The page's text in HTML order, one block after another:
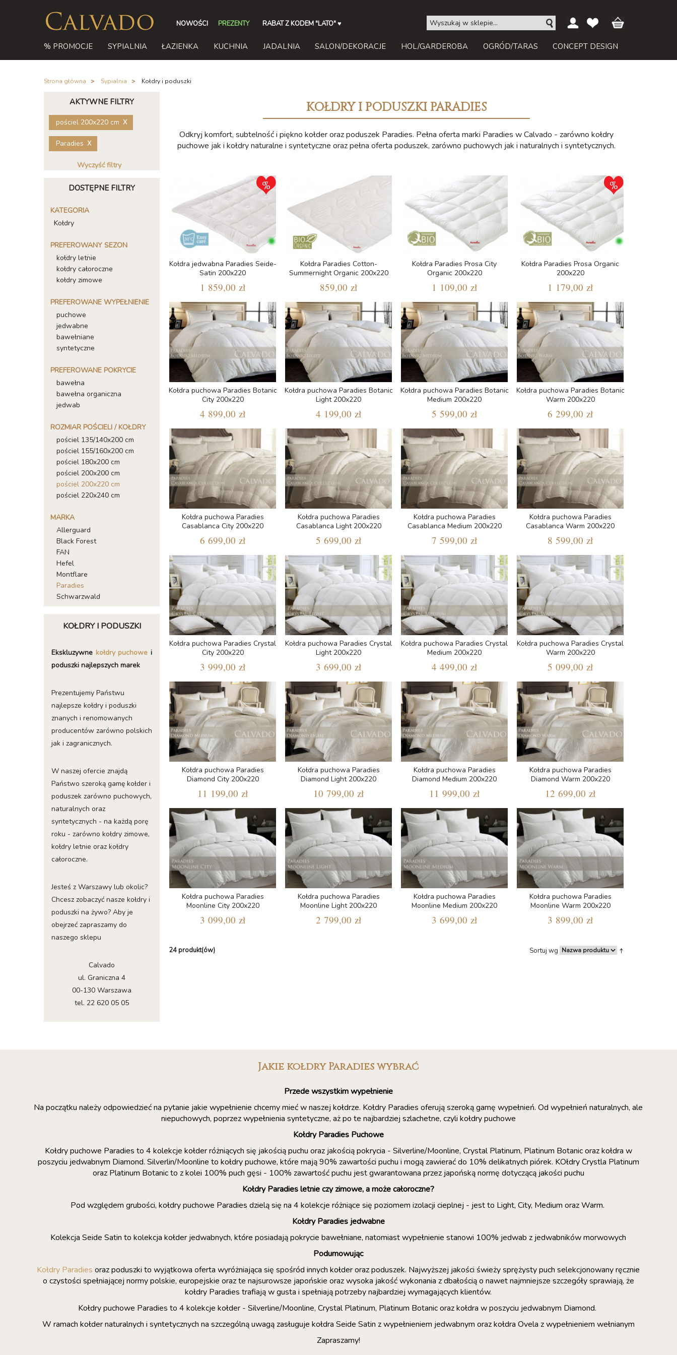
NOWOŚCI PREZENTY RABAT Z KODEM "LATO"♥
% PROMOCJE SYPIALNIA ŁAZIENKA KUCHNIA JADALNIA SALON/DEKORACJE HOL/GARDEROBA OGRÓD/TARAS CONCEPT DESIGN
Strona główna Sypialnia Kołdry i poduszki
AKTYWNE FILTRY
pościel 200x220 cm
Paradies
Wyczyść filtry
DOSTĘPNE FILTRY
KATEGORIA
Kołdry
PREFEROWANY SEZON
kołdry letnie
kołdry całoroczne
kołdry zimowe
PREFEROWANE WYPEŁNIENIE
puchowe
jedwabne
bawełniane
syntetyczne
PREFEROWANE POKRYCIE
bawełna
bawełna organiczna
jedwab
ROZMIAR POŚCIELI / KOŁDRY
pościel 135/140x200 cm
pościel 155/160x200 cm
pościel 180x200 cm
pościel 200x200 cm
pościel 200x220 cm
pościel 220x240 cm
MARKA
Allerguard
Black Forest
FAN
Hefel
Montflare
Paradies
Schwarzwald
KOŁDRY I PODUSZKI
Ekskluzywne kołdry puchowe i
poduszki najlepszych marek
Prezentujemy Państwu
najlepsze kołdry i poduszki
znanych i renomowanych
producentów zarówno polskich
jak i zagranicznych.
W naszej ofercie znajdą
Państwo szeroką gamę kołder i
poduszek zarówno puchowych,
naturalnych oraz
syntetycznych - na każdą porę
roku - zarówno kołdry zimowe,
kołdry letnie oraz kołdry
całoroczne.
Jesteś z Warszawy lub okolic?
Chcesz zobaczyć nasze kołdry i
poduszki na żywo? Aby je
obejrzeć zapraszamy do
naszego sklepu
Calvado
ul. Graniczna 4
00-130 Warszawa
tel. 22 620 05 05
KOŁDRY I PODUSZKI PARADIES
Odkryj komfort, subtelność i piękno kołder oraz poduszek Paradies. Pełna oferta marki Paradies w Calvado - zarówno kołdry
puchowe jak i kołdry naturalne i syntetyczne oraz pełna oferta poduszek, zarówno puchowych jak i naturalnych i syntetycznych.
Kołdra jedwabna Paradies Seide-
Satin 200x220
1 859,00 zł
Kołdra Paradies Cotton-
Summernight Organic 200x220
859,00 zł
Kołdra Paradies Prosa City
Organic 200x220
1 109,00 zł
Kołdra Paradies Prosa Organic
200x220
1 179,00 zł
Kołdra puchowa Paradies Botanic
City 200x220
4 899,00 zł
Kołdra puchowa Paradies Botanic
Light 200x220
4 199,00 zł
Kołdra puchowa Paradies Botanic
Medium 200x220
5 599,00 zł
Kołdra puchowa Paradies Botanic
Warm 200x220
6 299,00 zł
Kołdra puchowa Paradies
Casablanca City 200x220
6 699,00 zł
Kołdra puchowa Paradies
Casablanca Light 200x220
5 699,00 zł
Kołdra puchowa Paradies
Casablanca Medium 200x220
7 599,00 zł
Kołdra puchowa Paradies
Casablanca Warm 200x220
8 599,00 zł
Kołdra puchowa Paradies Crystal
City 200x220
3 999,00 zł
Kołdra puchowa Paradies Crystal
Light 200x220
3 699,00 zł
Kołdra puchowa Paradies Crystal
Medium 200x220
4 499,00 zł
Kołdra puchowa Paradies Crystal
Warm 200x220
5 099,00 zł
Kołdra puchowa Paradies
Diamond City 200x220
11 199,00 zł
Kołdra puchowa Paradies
Diamond Light 200x220
10 799,00 zł
Kołdra puchowa Paradies
Diamond Medium 200x220
11 999,00 zł
Kołdra puchowa Paradies
Diamond Warm 200x220
12 699,00 zł
Kołdra puchowa Paradies
Moonline City 200x220
3 099,00 zł
Kołdra puchowa Paradies
Moonline Light 200x220
2 799,00 zł
Kołdra puchowa Paradies
Moonline Medium 200x220
3 699,00 zł
Kołdra puchowa Paradies
Moonline Warm 200x220
3 899,00 zł
24 produkt(ów) Sortuj wg
Jakie kołdry Paradies wybrać
Przede wszystkim wypełnienie
Na początku należy odpowiedzieć na pytanie jakie wypełnienie chcemy mieć w naszej kołdrze. Kołdry Paradies oferują szeroką gamę wypełnień. Od wypełnień naturalnych, ale
niepuchowych, poprzez wypełnienia syntetyczne, aż po te najbardziej szlachetne, czyli kołdry puchowe
Kołdry Paradies Puchowe
Kołdry puchowe Paradies to 4 kolekcje kołder różniących się jakością puchu oraz jakością pokrycia - Silverline/Moonline, Crystal Platinum, Platinum Botanic oraz kołdra w
poszyciu jedwabnym Diamond. Silverlin/Moonline to kołdry puchowe, które mają 90% zawartości puchu i mogą zawierać do 10% delikatnych piórek. KOłdry Crystla Platinum
oraz Platinum Botanic to z kolei 100% puch gęsi - 100% zawartość puchu jest gwarantowana przez japońską normę dotyczącą jakości puchu
Kołdry Paradies letnie czy zimowe, a może całoroczne?
Pod względem grubości, kołdry puchowe Paradies dzielą się na 4 kolekcje różniące się poziomem izolacji cieplnej - jest to Light, City, Medium oraz Warm.
Kołdry Paradies jedwabne
Kolekcja Seide Satin to kolekcja kołder jedwabnych, które posiadają pokrycie bawełniane, natomiast wypełnienie stanowi 100% jedwab z jedwabników morwowych
Podumowując
Kołdry Paradies oraz poduszki to wyjątkowa oferta wyróżniająca się spośród innych kołder oraz poduszek. Najwyższej jakości świeży sprężysty puch selekcjonowany ręcznie
o czystości spełniającej normy polskie, europejskie oraz te najsurowsze japońskie oraz wysoka jakość wykonania z dbałością o nawet najmniejsze szczegóły sprawiają, że
kołdry Paradies trafiają w gusta i spełniają potrzeby najbardziej wymagających klientów.
Kołdry puchowe Paradies to 4 kolekcje kołder - Silverline/Moonline, Crystal Platinum, Platinum Botanic oraz kołdra w poszyciu jedwabnym Diamond.
W ramach kołder naturalnych i syntetycznych na szczególną uwagą zasługuje kołdra Seide Satin z wypełnieniem jedwabnym oraz kołdra Ovela z wypełnieniem wełnianym
Zapraszamy!